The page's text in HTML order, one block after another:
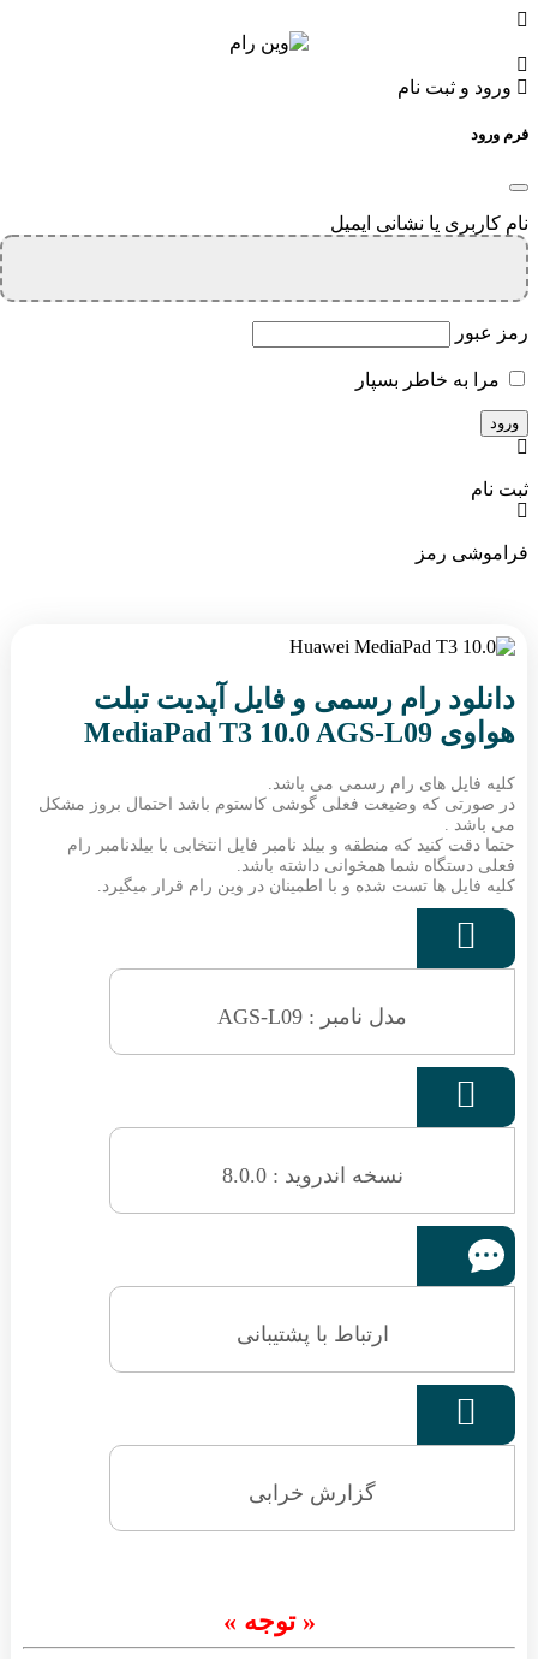
ورود و ثبت نام
فرم ورود
نام کاربری یا نشانی ایمیل
رمز عبور
مرا به خاطر بسپار
ثبت نام
فراموشی رمز
دانلود رام رسمی و فایل آپدیت تبلت
هواوی MediaPad T3 10.0 AGS-L09
کلیه فایل های رام رسمی می باشد.
در صورتی که وضیعت فعلی گوشی کاستوم باشد احتمال بروز مشکل
می باشد .
حتما دقت کنید که منطقه و بیلد نامبر فایل انتخابی با بیلدنامبر رام
فعلی دستگاه شما همخوانی داشته باشد.
کلیه فایل ها تست شده و با اطمینان در وین رام قرار میگیرد.

مدل نامبر : AGS-L09

نسخه اندروید : 8.0.0
ارتباط با پشتیبانی

گزارش خرابی
« توجه »